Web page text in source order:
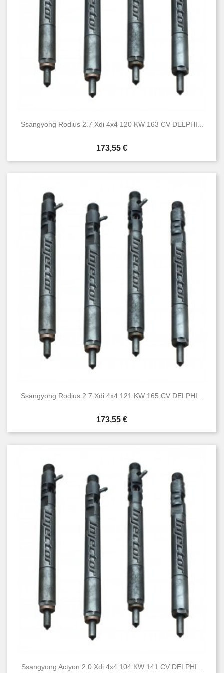
Ssangyong Rodius 2.7 Xdi 4x4 120 KW 163 CV DELPHI...
Prezzo
173,55 €
Ssangyong Rodius 2.7 Xdi 4x4 121 KW 165 CV DELPHI...
Prezzo
173,55 €
Ssangyong Actyon 2.0 Xdi 4x4 104 KW 141 CV DELPHI...